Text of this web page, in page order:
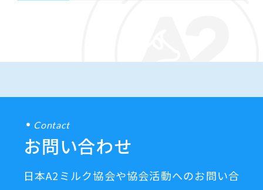
Contact
お問い合わせ
日本A2ミルク協会や協会活動へのお問い合